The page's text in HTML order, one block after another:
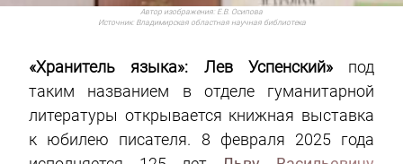
Автор изображения: Е.В. Осипова
Источник: Владимирская областная научная библиотека
«Хранитель языка»: Лев Успенский» под
таким названием в отделе гуманитарной
литературы открывается книжная выставка
к юбилею писателя. 8 февраля 2025 года